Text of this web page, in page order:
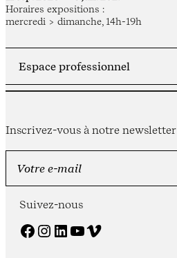
Horaires expositions :
mercredi > dimanche, 14h-19h
Inscrivez-vous à notre newsletter
Suivez-nous
Facebook Instagram LinkedIn YouTube Vimeo